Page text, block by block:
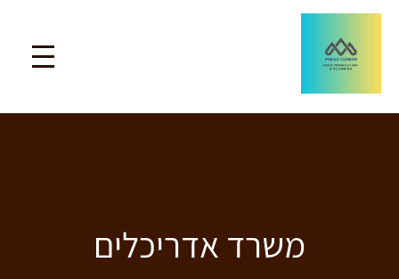
משרד אדריכלים